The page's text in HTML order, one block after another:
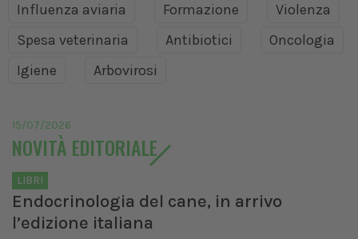
Influenza aviaria
Formazione
Violenza
Spesa veterinaria
Antibiotici
Oncologia
Igiene
Arbovirosi
15/07/2026
NOVITÀ EDITORIALE
LIBRI
Endocrinologia del cane, in arrivo
l’edizione italiana